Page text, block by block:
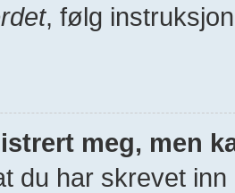
, følg
meg, men
du har skrevet